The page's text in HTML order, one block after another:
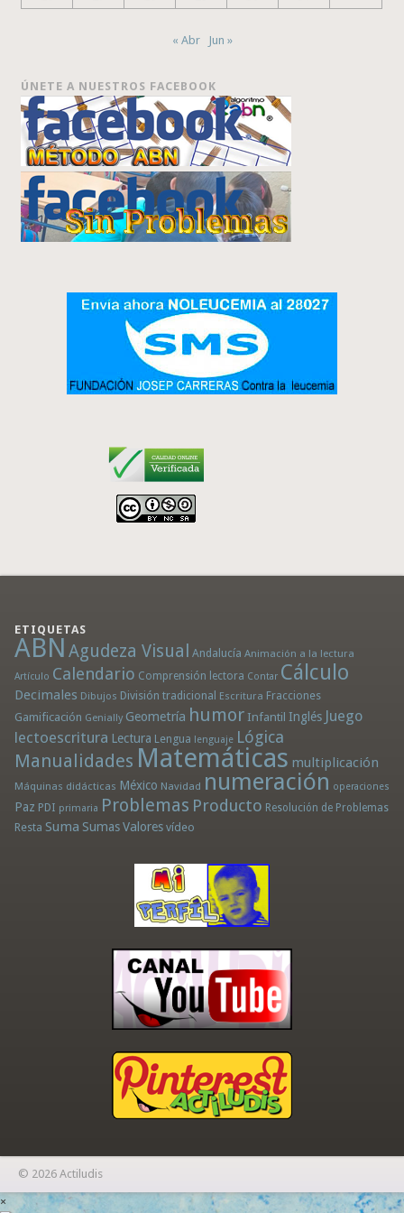
« Abr Jun »
ÚNETE A NUESTROS FACEBOOK
ETIQUETAS
ABN Agudeza Visual Andalucía Animación a la lectura
Artículo Calendario Comprensión lectora Contar Cálculo
Decimales Dibujos División tradicional Escritura Fracciones
Gamificación Genially Geometría humor Infantil Inglés Juego
lectoescritura Lectura Lengua lenguaje Lógica
Manualidades Matemáticas multiplicación
Máquinas didácticas México Navidad numeración operaciones
Paz PDI primaria Problemas Producto Resolución de Problemas
Resta Suma Sumas Valores vídeo
© 2026 Actiludis
×